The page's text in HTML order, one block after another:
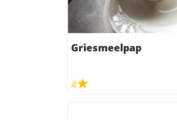
Griesmeelpap
4